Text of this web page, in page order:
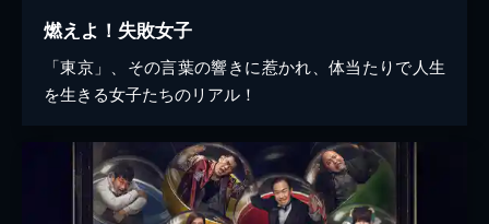
燃えよ！失敗女子
「東京」、その言葉の響きに惹かれ、体当たりで人生
を生きる女子たちのリアル！